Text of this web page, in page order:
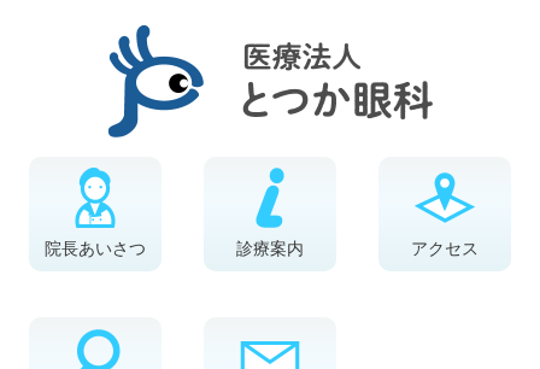
院長あいさつ 診療案内 アクセス